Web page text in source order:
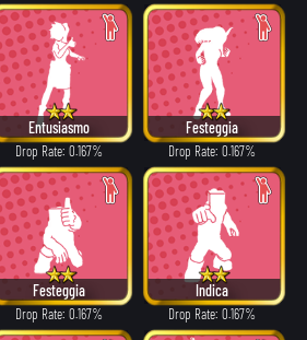
Entusiasmo
Drop Rate: 0.167%
Festeggia
Drop Rate: 0.167%
Festeggia
Drop Rate: 0.167%
Indica
Drop Rate: 0.167%